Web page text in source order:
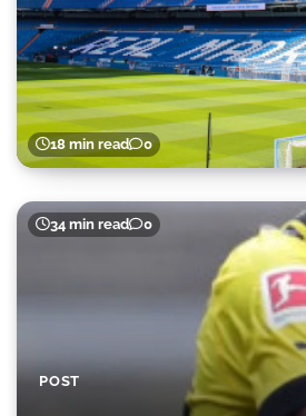
18 min read 0
34 min read 0
POST